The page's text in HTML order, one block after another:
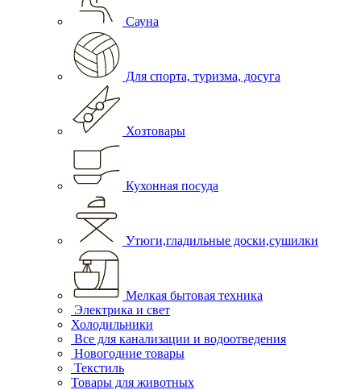
Сауна
Для спорта, туризма, досуга
Хозтовары
Кухонная посуда
Утюги,гладильные доски,сушилки
Мелкая бытовая техника
Электрика и свет
Холодильники
Все для канализации и водоотведения
Новогодние товары
Текстиль
Товары для животных